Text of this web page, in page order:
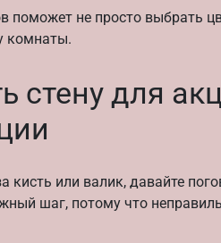
поможет не просто выбрать
комнаты.
стену для
кисть или валик, давайте
шаг, потому что